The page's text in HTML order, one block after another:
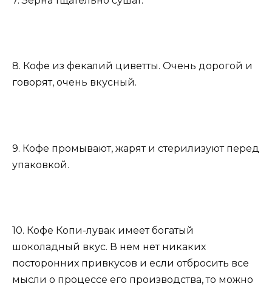
8. Кофе из фекалий циветты. Очень дорогой и
говорят, очень вкусный.
9. Кофе промывают, жарят и стерилизуют перед
упаковкой.
10. Кофе Копи-лувак имеет богатый
шоколадный вкус. В нем нет никаких
посторонних привкусов и если отбросить все
мысли о процессе его производства, то можно